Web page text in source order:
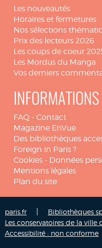
Les nouveautés
Horaires et fermetures
Nos sélections
Prix des lecteurs 2026
Les coups de coeur
Les Mordus du Manga
Vos derniers
INFORMATIONS
FAQ - Contact
Magazine EnVue
Des bibliothèques
Foreign in Paris ?
Cookies - Données
Mentions légales
Plan du site
paris.fr Bibliothèques
Les conservatoires de la ville
Accessibilité : non conforme